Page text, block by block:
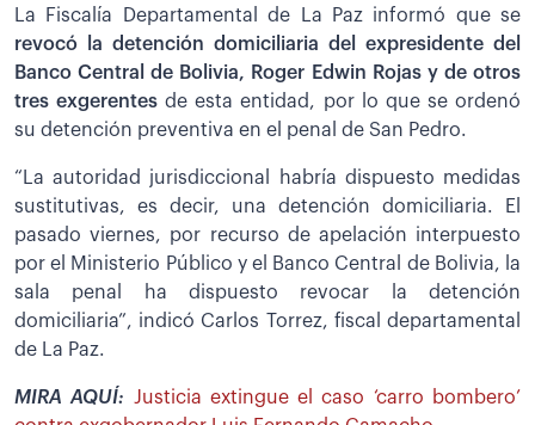
La Fiscalía Departamental de La Paz informó que se
revocó la detención domiciliaria del expresidente del
Banco Central de Bolivia, Roger Edwin Rojas y de otros
tres exgerentesde esta entidad, por lo que se ordenó
su detención preventiva en el penal de San Pedro.
“La autoridad jurisdiccional habría dispuesto medidas
sustitutivas, es decir, una detención domiciliaria. El
pasado viernes, por recurso de apelación interpuesto
por el Ministerio Público y el Banco Central de Bolivia, la
sala penal ha dispuesto revocar la detención
domiciliaria”, indicó Carlos Torrez, fiscal departamental
de La Paz.
MIRA AQUÍ: Justicia extingue el caso ‘carro bombero’